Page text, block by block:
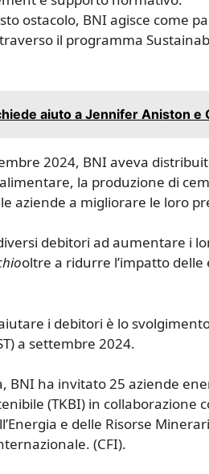
ostacolo, BNI agisce come
il programma
aiuto a Jennifer Aniston
2024, BNI aveva
la produzione di
aziende a migliorare le loro
debitori ad aumentare i
oltre a ridurre l’impatto
i debitori è lo
a settembre 2024.
BNI ha invitato 25 aziende
(TKBI) in collaborazione
e delle Risorse
(CFI).